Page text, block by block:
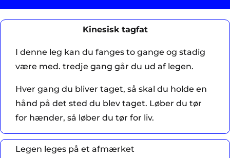
Kinesisk tagfat
I denne leg kan du fanges to gange og stadig
være med. tredje gang går du ud af legen.
Hver gang du bliver taget, så skal du holde en
hånd på det sted du blev taget. Løber du tør
for hænder, så løber du tør for liv.
Legen leges på et afmærket